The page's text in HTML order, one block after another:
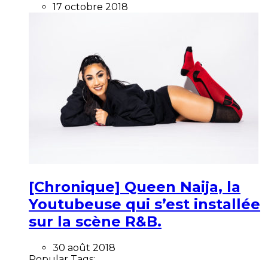
17 octobre 2018
[Chronique] Queen Naija, la
Youtubeuse qui s’est installée
sur la scène R&B.
30 août 2018